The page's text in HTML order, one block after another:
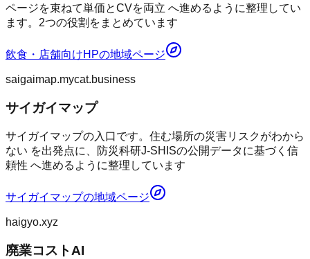
ページを束ねて単価とCVを両立 へ進めるように整理してい
ます。2つの役割をまとめています
飲食・店舗向けHPの地域ページ
saigaimap.mycat.business
サイガイマップ
サイガイマップの入口です。住む場所の災害リスクがわから
ない を出発点に、防災科研J-SHISの公開データに基づく信
頼性 へ進めるように整理しています
サイガイマップの地域ページ
haigyo.xyz
廃業コストAI